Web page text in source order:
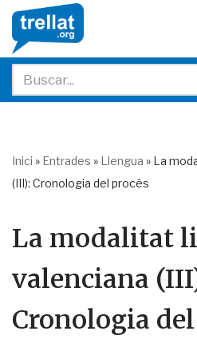
Skip
to
content
Inici » Entrades » Llengua » La
(III): Cronologia del procés
La modalitat
valenciana
Cronologia